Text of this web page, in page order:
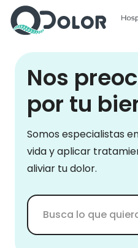
Nos
por tu
Somos especialistas
vida y aplicar
aliviar tu dolor.